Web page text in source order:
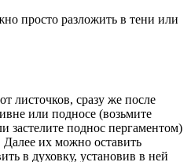
просто разложить в тени или
листочков, сразу же после
или подносе (возьмите
застелите поднос пергаментом)
их можно оставить
в духовку, установив в ней